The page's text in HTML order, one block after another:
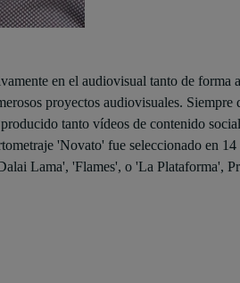
en el audiovisual tanto de forma
proyectos audiovisuales. Siempre
tanto vídeos de contenido
'Novato' fue seleccionado en
Lama', 'Flames', o 'La Plataforma',